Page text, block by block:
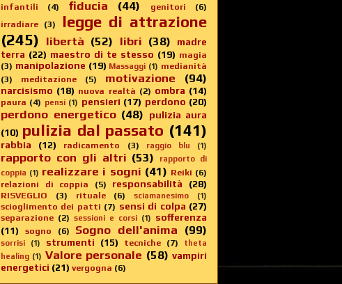
infantili
(4) fiducia (44) genitori
(6)
irradiare (3)
legge di attrazione
(245) libertà (52) libri (38)
madre
terra (22) maestro di te stesso (19) magia
(3) manipolazione (19) Massaggi (1) medianità
(3)
meditazione (5) motivazione (94)
narcisismo (18) nuova realtà (2) ombra (14)
paura (4) pensi (1) pensieri (17) perdono (20)
perdono energetico (48)
pulizia aura
(10) pulizia dal passato (141)
rabbia (12) radicamento (3) raggio blu (1)
rapporto con gli altri (53)
rapporto di
coppia (1) realizzare i sogni (41) Reiki (6)
relazioni di coppia
(5) responsabilità (28)
RISVEGLIO (3) rituale (6) sciamanesimo (1)
scioglimento dei patti (7) sensi di colpa (27)
separazione (2) sessioni e corsi (1)
sofferenza
(11)
sogno (6) Sogno dell'anima (99)
sorrisi (1) strumenti (15) tecniche (7)
theta
healing (1) Valore personale (58) vampiri
energetici (21) vergogna (6)